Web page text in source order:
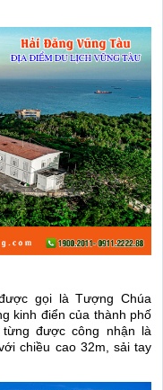
gọi là Tượng Chúa
kinh điển của thành phố
được công nhận là
chiều cao 32m, sải tay